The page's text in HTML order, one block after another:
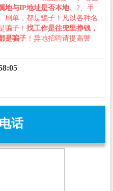
地与IP地址是否本地。2、手
刷单，都是骗子！凡以各种名
骗子！ 找工作是往兜里挣钱，
是骗子 ！异地招聘请提高警
话